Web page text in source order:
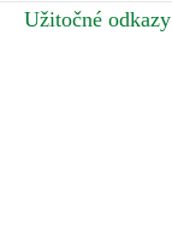
Užitočné odkazy